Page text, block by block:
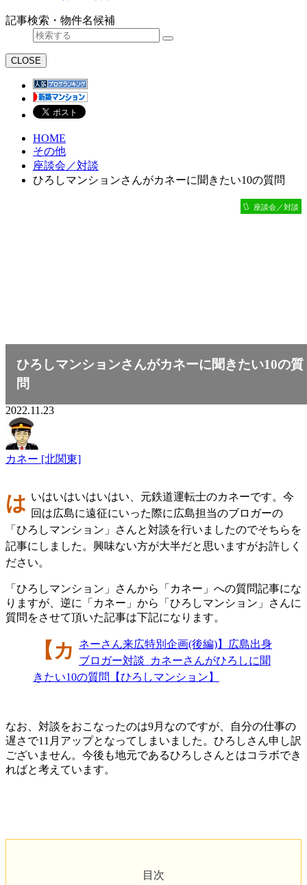
記事検索・物件名候補
CLOSE
HOME
その他
座談会／対談
ひろしマンションさんがカネーに聞きたい10の質問
ひろしマンションさんがカネーに聞きたい10の質
問
座談会／対談
2022.11.23
カネー [北関東]
はいはいはいはいはい、元鉄道運転士のカネーです。今 回は広島に遠征にいった際に広島担当のブロガーの
「ひろしマンション」さんと対談を行いましたのでそちらを
記事にしました。興味ない方が大半だと思いますがお許しく
ださい。
「ひろしマンション」さんから「カネー」への質問記事にな
りますが、逆に「カネー」から「ひろしマンション」さんに
質問をさせて頂いた記事は下記になります。
【カネーさん来広特別企画(後編)】広島出身
ブロガー対談_カネーさんがひろしに聞
きたい10の質問【ひろしマンション】
なお、対談をおこなったのは9月なのですが、自分の仕事の
遅さで11月アップとなってしまいました。ひろしさん申し訳
ございません。今後も地元であるひろしさんとはコラボでき
ればと考えています。
目次